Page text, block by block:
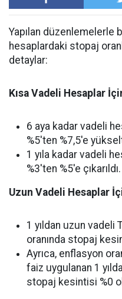
Yapılan düzenlemelerle
hesaplardaki stopaj
detaylar:
Kısa Vadeli Hesaplar
6 aya kadar vadeli
%5'ten %7,5'e
1 yıla kadar vadeli
%3'ten %5'e çıkarıldı.
Uzun Vadeli Hesaplar
1 yıldan uzun vadeli
oranında stopaj
Ayrıca, enflasyon
faiz uygulanan 1
stopaj kesintisi %0